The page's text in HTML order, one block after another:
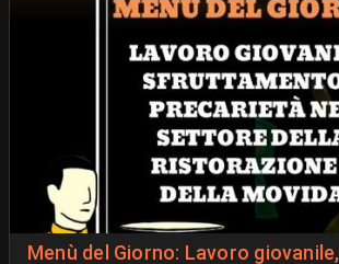
Menù del Giorno: Lavoro giovanile,